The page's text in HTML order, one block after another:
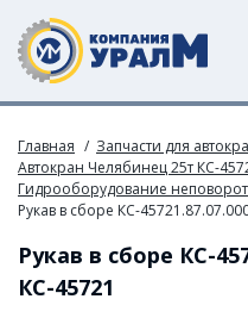
Главная Запчасти для
Автокран Челябинец 25т КС-
Гидрооборудование
Рукав в сборе КС-
Рукав в сборе КС-
КС-45721